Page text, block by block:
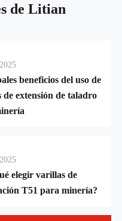
de Litian
beneficios del uso de
de extensión de taladro
elegir varillas de
T51 para minería?